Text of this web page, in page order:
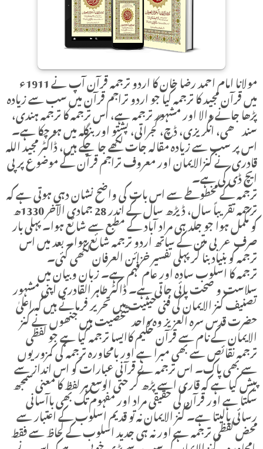
مولانا امام احمد رضا خان کا اردو ترجمہ قرآن آپ نے 1911ء
میں قرآن مجید کا ترجمہ کیا جو اردو تراجم قرآن میں سب سے زیادہ
پڑھا جانے والا اور مشہور ترجمہ ہے، اس ترجمہ کا ترجمہ ہندی،
سندھی، انگریزی، ڈچ، گجراتی، پشتو اور بنگلہ میں ہو چکا ہے۔
اس پر سب سے زیادہ مقالہ جات لکھے جا چکے ہیں، ڈاکٹر مجید اللہ
قادری نے کنزالایمان اور معروف تراجم قرآن کے موضوع پر پی
ایچ ڈی کی ہے۔
ترجمہ کے مخطوطے سے اس بات کی واضح نشان دہی ہوتی ہے کہ
ترجمہ تقریباً سال، ڈیڑھ سال کے اندر 28 جمادی الآخر 1330ھ
کو مکمل ہوا جو جلد ہی مراد آباد کے مطبع سے شائع ہوا۔ پہلی بار
صرف عربی متن کے ساتھ اردو ترجمہ شائع ہوا۔ بعد میں اس
ترجمہ کو بنیاد بنا کر پہلی تفسیر خزائن العرفان لکھی گئی۔
ترجمہ کا اسلوب سادہ اور عام فہم ہے۔ زبان و بیان میں
سلاست و صحت پائی جاتی ہے۔ ڈاکٹر طاہر القادری اپنی مشہور
تصنیف کنز الایمان کی فنی حیثیت میں تحریر فرماتے ہیں کہ اعلیٰ
حضرت قدس سرہ العزیز وہ واحد شخصیت ہیں جنھوں نے کنز
الایمان کے نام سے قرآن حکیم کاایسا ترجمہ کیا ہے جو لفظی
ترجمہ نقائص سے بھی مبرا ہے اور بامحاورہ ترجمہ کی کمزوریوں
سے بھی پاک۔ اس ترجمہ نے قرآنی عبارات کو اس انداز سے
پیش کیا ہے کہ قاری اسے پڑھ کر حتی الوسع ہر لفظ کا معنی سمجھ
سکتا ہے اور قرآن کی حقیقی مراد اور مفہوم تک بھی باآسانی
رسائی پالیتا ہے۔ کنز الایمان نہ تو قدیم اسلوب کے اعتبار سے
محض لفظی ترجمہ ہے اور نہ ہی جدید اسلوب کے لحاظ سے فقط